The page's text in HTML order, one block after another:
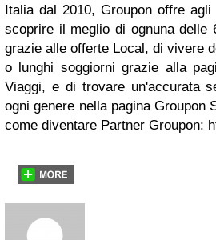
Italia dal 2010, Groupon offre
scoprire il meglio di ognuna
grazie alle offerte Local, di vivere
o lunghi soggiorni grazie alla
Viaggi, e di trovare un'accurata
ogni genere nella pagina Groupon
come diventare Partner Groupon: